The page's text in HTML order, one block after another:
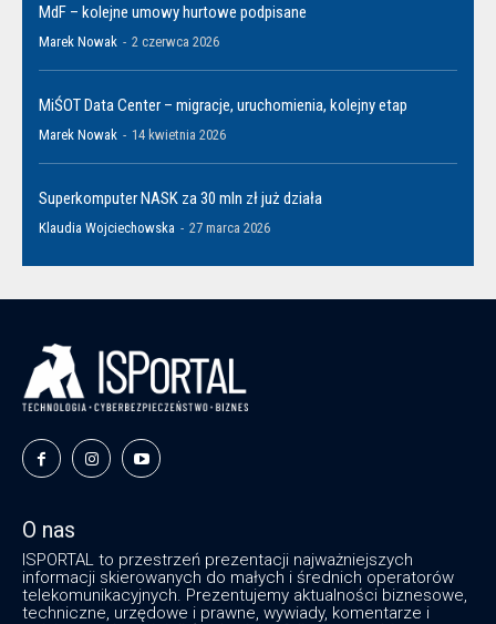
MdF – kolejne umowy hurtowe podpisane
Marek Nowak - 2 czerwca 2026
MiŚOT Data Center – migracje, uruchomienia, kolejny etap
Marek Nowak - 14 kwietnia 2026
Superkomputer NASK za 30 mln zł już działa
Klaudia Wojciechowska - 27 marca 2026
O nas
ISPORTAL to przestrzeń prezentacji najważniejszych
informacji skierowanych do małych i średnich operatorów
telekomunikacyjnych. Prezentujemy aktualności biznesowe,
techniczne, urzędowe i prawne, wywiady, komentarze i